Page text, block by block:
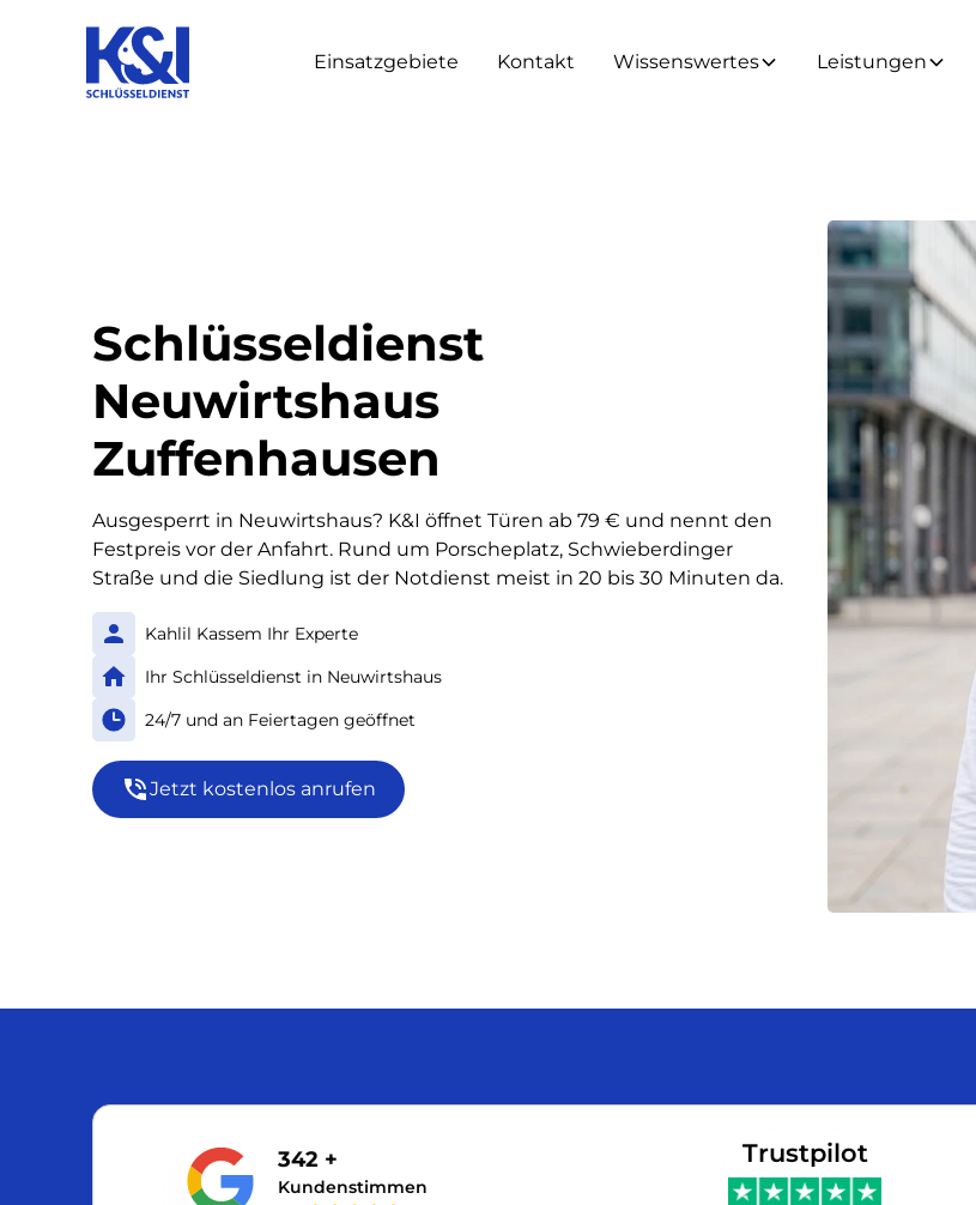
Einsatzgebiete Kontakt Wissenswertes Leistungen
Schlüsseldienst
Neuwirtshaus
Zuffenhausen
Ausgesperrt in Neuwirtshaus? K&I öffnet Türen ab 79 € und nennt den
Festpreis vor der Anfahrt. Rund um Porscheplatz, Schwieberdinger
Straße und die Siedlung ist der Notdienst meist in 20 bis 30 Minuten da.
Kahlil Kassem Ihr Experte
Ihr Schlüsseldienst in Neuwirtshaus
24/7 und an Feiertagen geöffnet
Jetzt kostenlos anrufen
342 +
Kundenstimmen
Trustpilot